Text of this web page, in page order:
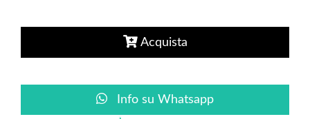
Acquista
Info su Whatsapp